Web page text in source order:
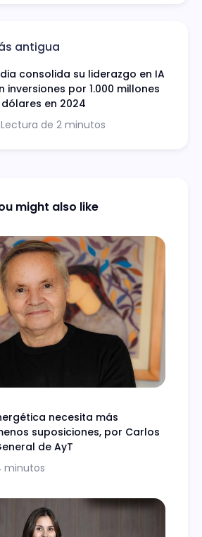
antigua
consolida su liderazgo en IA
inversiones por 1.000 millones
en 2024
Lectura de 2 minutos
might also like
necesita más
suposiciones, por Carlos
de AyT
minutos